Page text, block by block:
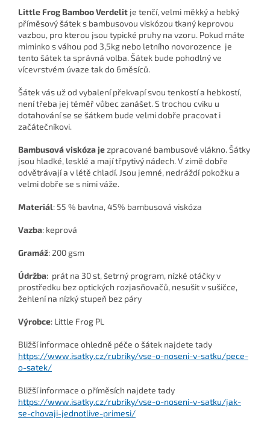
Little Frog Bamboo Verdelit je tenčí, velmi měkký a hebký
příměsový šátek s bambusovou viskózou tkaný keprovou
vazbou, pro kterou jsou typické pruhy na vzoru. Pokud máte
miminko s váhou pod 3,5kg nebo letního novorozence je
tento šátek ta správná volba. Šátek bude pohodlný ve
vícevrstvém úvaze tak do 6měsíců.
Šátek vás už od vybalení překvapí svou tenkostí a hebkostí,
není třeba jej téměř vůbec zanášet. S trochou cviku u
dotahování se se šátkem bude velmi dobře pracovat i
začátečníkovi.
Bambusová viskóza jezpracované bambusové vlákno. Šátky
jsou hladké, lesklé a mají třpytivý nádech. V zimě dobře
odvětrávají a v létě chladí. Jsou jemné, nedráždí pokožku a
velmi dobře se s nimi váže.
Materiál: 55 % bavlna, 45% bambusová viskóza
Vazba: keprová
Gramáž: 200 gsm
Údržba: prát na 30 st, šetrný program, nízké otáčky v
prostředku bez optických rozjasňovačů, nesušit v sušičce,
žehlení na nízký stupeň bez páry
Výrobce: Little Frog PL
Bližší informace ohledně péče o šátek najdete tady
https://www.isatky.cz/rubriky/vse-o-noseni-v-satku/pece-
o-satek/
Bližší informace o příměsích najdete tady
https://www.isatky.cz/rubriky/vse-o-noseni-v-satku/jak-
se-chovaji-jednotlive-primesi/